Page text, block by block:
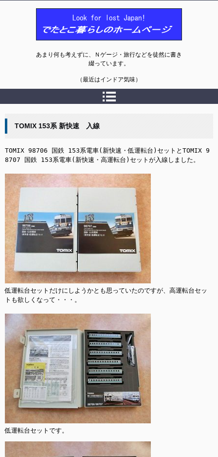
あまり何も考えずに、Ｎゲージ・旅行などを徒然に書き
綴っています。
（最近はインドア気味）
TOMIX 153系 新快速 入線
TOMIX 98706 国鉄 153系電車(新快速・低運転台)セットとTOMIX 9
8707 国鉄 153系電車(新快速・高運転台)セットが入線しました。
低運転台セットだけにしようかとも思っていたのですが、高運転台セッ
トも欲しくなって・・・。
低運転台セットです。